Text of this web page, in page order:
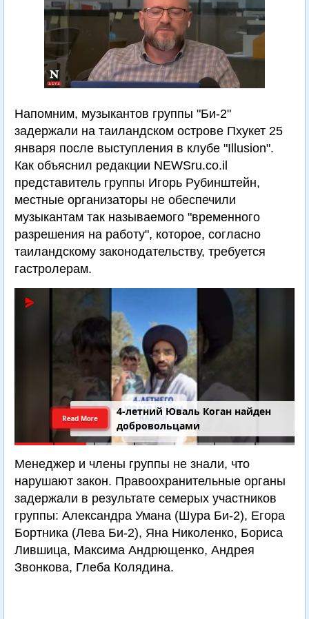
Напомним, музыкантов группы "Би-2"
задержали на таиландском острове Пхукет 25
января после выступления в клубе "Illusion".
Как объяснил редакции NEWSru.co.il
представитель группы Игорь Рубинштейн,
местные организаторы не обеспечили
музыкантам так называемого "временного
разрешения на работу", которое, согласно
таиландскому законодательству, требуется
гастролерам.
4-летний Юваль Коган найден
добровольцами
Read More
Менеджер и члены группы не знали, что
нарушают закон. Правоохранительные органы
задержали в результате семерых участников
группы: Александра Умана (Шура Би-2), Егора
Бортника (Лева Би-2), Яна Николенко, Бориса
Лившица, Максима Андрющенко, Андрея
Звонкова, Глеба Колядина.